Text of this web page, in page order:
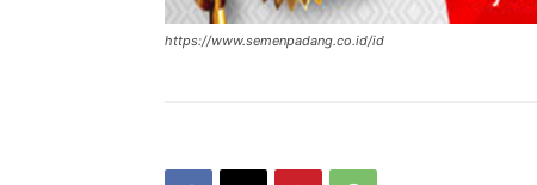
https://www.semenpadang.co.id/id